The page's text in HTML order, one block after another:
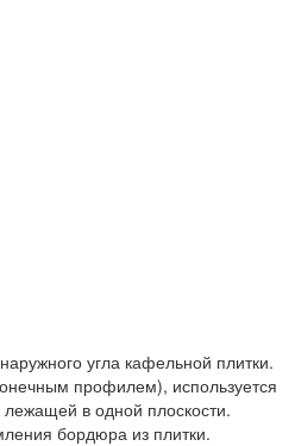
угла кафельной плитки.
профилем), используется
в одной плоскости.
бордюра из плитки.